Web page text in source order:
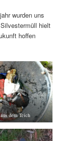
wurden uns
hielt
hoffen
dem Teich